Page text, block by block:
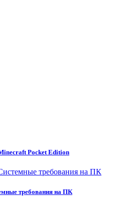
Pocket Edition
требования на ПК